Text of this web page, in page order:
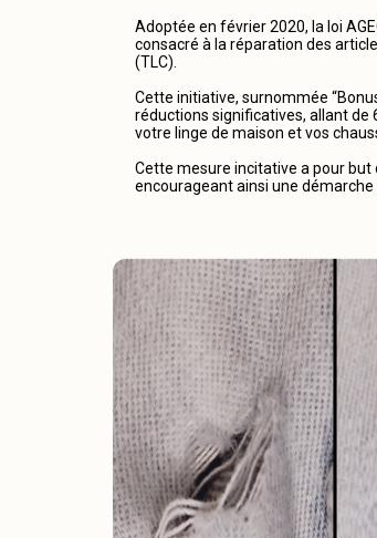
Adoptée en février 2020, la loi
consacré à la réparation des
(TLC).
Cette initiative, surnommée
réductions significatives, allant de
votre linge de maison et vos
Cette mesure incitative a pour
encourageant ainsi une démarche